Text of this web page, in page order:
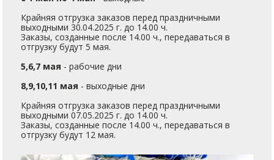
Крайняя отгрузка заказов перед праздничными
выходными 30.04.2025 г. до 14.00 ч.
Заказы, созданные после 14.00 ч., передаваться в
отгрузку будут 5 мая.
5,6,7 мая - рабочие дни
8,9,10,11 мая - выходные дни
Крайняя отгрузка заказов перед праздничными
выходными 07.05.2025 г. до 14.00 ч.
Заказы, созданные после 14.00 ч., передаваться в
отгрузку будут 12 мая.